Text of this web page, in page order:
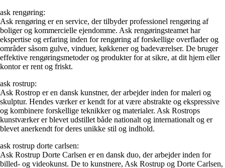
ask rengøring:
Ask rengøring er en service, der tilbyder professionel rengøring af
boliger og kommercielle ejendomme. Ask rengøringsteamet har
ekspertise og erfaring inden for rengøring af forskellige overflader og
områder såsom gulve, vinduer, køkkener og badeværelser. De bruger
effektive rengøringsmetoder og produkter for at sikre, at dit hjem eller
kontor er rent og friskt.
ask rostrup:
Ask Rostrop er en dansk kunstner, der arbejder inden for maleri og
skulptur. Hendes værker er kendt for at være abstrakte og ekspressive
og kombinere forskellige teknikker og materialer. Ask Rostrops
kunstværker er blevet udstillet både nationalt og internationalt og er
blevet anerkendt for deres unikke stil og indhold.
ask rostrup dorte carlsen:
Ask Rostrup Dorte Carlsen er en dansk duo, der arbejder inden for
billed- og videokunst. De to kunstnere, Ask Rostrup og Dorte Carlsen,